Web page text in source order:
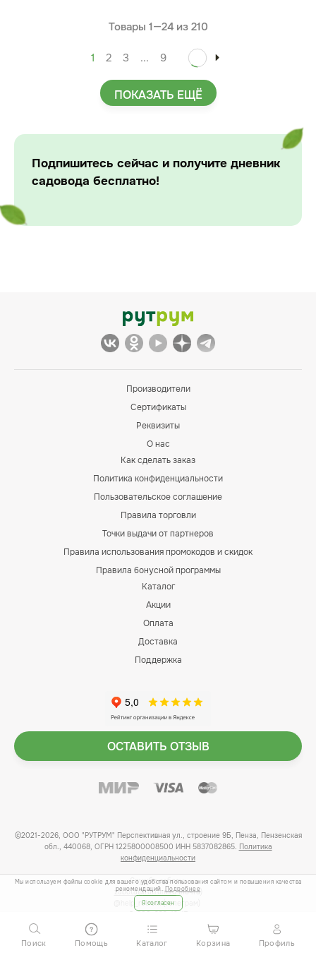
Поиск Помощь Каталог Корзина Профиль
Товары 1—24из 210
ПОКАЗАТЬ ЕЩЁ
1 2 3 ... 9
Подпишитесь сейчас и получите дневник
садовода бесплатно!
Производители
Сертификаты
Реквизиты
О нас
Как сделать заказ
Политика конфиденциальности
Пользовательское соглашение
Правила торговли
Точки выдачи от партнеров
Правила использования промокодов и скидок
Правила бонусной программы
Каталог
Акции
Оплата
Доставка
Поддержка
ОСТАВИТЬ ОТЗЫВ
©2021-2026, ООО "РУТРУМ" Перспективная ул., строение 9Б, Пенза, Пензенская
обл., 440068, ОГРН 1225800008500 ИНН 5837082865. Политика
конфиденциальности
Служба заботы:
zabota@rutrum.ru(почта)
@help_rutrum (телеграм)
*по будням с 8 до 17 по Мск
Мы используем файлы cookie для вашего удобства пользования сайтом и повышения качества
рекомендаций. Подробнее
Я согласен